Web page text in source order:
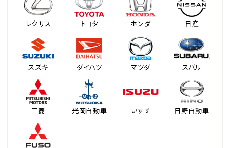
レクサス トヨタ ホンダ 日産
スズキ ダイハツ マツダ スバル
三菱 光岡自動車 いすゞ 日野自動車